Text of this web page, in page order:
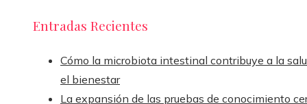
Entradas Recientes
Cómo la microbiota intestinal contribuye a la
el bienestar
La expansión de las pruebas de conocimiento